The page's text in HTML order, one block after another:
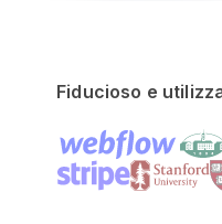
Fiducioso e